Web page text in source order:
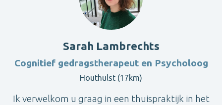
Sarah Lambrechts
Cognitief gedragstherapeut en Psycholoog
Houthulst (17km)
Ik verwelkom u graag in een thuispraktijk in het